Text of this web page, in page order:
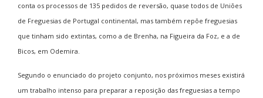
conta os processos de 135 pedidos de reversão, quase todos de Uniões
de Freguesias de Portugal continental, mas também repõe freguesias
que tinham sido extintas, como a de Brenha, na Figueira da Foz, e a de
Bicos, em Odemira.
Segundo o enunciado do projeto conjunto, nos próximos meses existirá
um trabalho intenso para preparar a reposição das freguesias a tempo